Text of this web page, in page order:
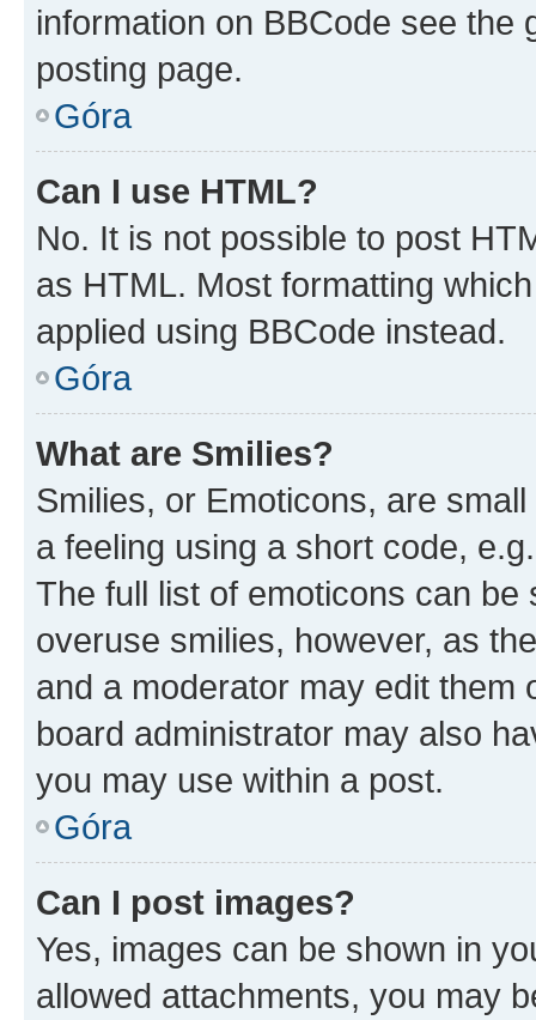
information on BBCode see
posting page.
Góra
Can I use HTML?
No. It is not possible to post
as HTML. Most formatting
applied using BBCode instead.
Góra
What are Smilies?
Smilies, or Emoticons, are
a feeling using a short code,
The full list of emoticons can
overuse smilies, however, as
and a moderator may edit them
board administrator may also
you may use within a post.
Góra
Can I post images?
Yes, images can be shown in
allowed attachments, you may